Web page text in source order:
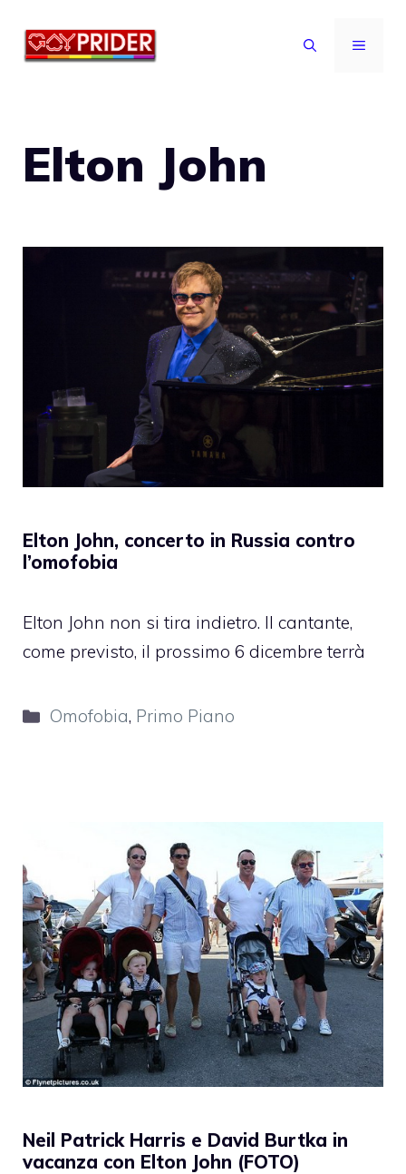
MENU
Elton John
Elton John, concerto in Russia contro
l’omofobia
Elton John non si tira indietro. Il cantante,
come previsto, il prossimo 6 dicembre terrà
Categorie
Omofobia, Primo Piano
Neil Patrick Harris e David Burtka in
vacanza con Elton John (FOTO)